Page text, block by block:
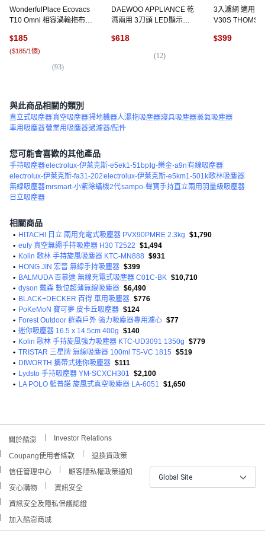
WonderfulPlace Ecovacs
T10 Omni 相容渦輪拖布 +
裝, 1套, 單一商品
$185
($185/1個)
(93)
DAEWOO APPLIANCE 乾
濕兩用 3刀頭 LED顯示螢
頭 電動刮鬍刀, 單一顏色,
DES-KP8605
$618
(12)
3入濾網 適用
V30S
集塵筒濾網3入,
$399
與此商品相關的類別
直立式吸塵器真空吸塵器掃地機器人濕拖吸塵器寢具吸塵器蒸氣吸塵器
車用吸塵器營業用吸塵器過濾器/配件
您可能會喜歡的其他產品
手持吸塵器electrolux-伊萊克斯-e5ek1-51bp lg-樂金-a9n有線吸塵器
electrolux-伊萊克斯-fa31-202electrolux-伊萊克斯-e5km1-501k歌林吸塵器
無線吸塵器mrsmart-小紫除蟎機2代sampo-聲寶手持直立兩用羽量級吸塵器
日立吸塵器
相關商品
• HITACHI 日立 兩用充電式吸塵器 PVX90PMRE 2.3kg $1,790
• eufy 真空無繩手持吸塵器 H30 T2522 $1,494
• Kolin 歌林 手持旋風吸塵器 KTC-MN888 $931
• HONG JIN 宏晉 無線手持吸塵器 $399
• BALMUDA 百慕達 無線充電式吸塵器 C01C-BK $10,710
• dyson 戴森 數位超薄無線吸塵器 $6,490
• BLACK+DECKER 百得 車用吸塵器 $776
• PoKeMoN 寶可夢 皮卡丘吸塵器 $124
• Forest Outdoor 群森戶外 強力吸塵器專用濾心 $77
• 迷你吸塵器 16.5 x 14.5cm 400g $140
• Kolin 歌林 手持旋風強力吸塵器 KTC-UD3091 1350g $779
• TRISTAR 三星牌 無線吸塵器 100ml TS-VC 1815 $519
• DIWORTH 攜帶式迷你吸塵器 $111
• Lydsto 手持吸塵器 YM-SCXCH301 $2,100
• LA POLO 藍普諾 旋風式真空吸塵器 LA-6051 $1,650
關於酷澎 Investor Relations
Coupang使用者條款
退換貨政策
信任管理中心
顧客隱私權政策通知
安心購物
資訊安全
資訊安全及隱私保護認證
加入酷澎商城
Global Site